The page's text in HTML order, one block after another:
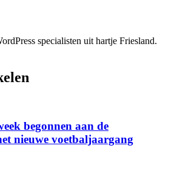
specialisten uit hartje Friesland.
begonnen aan de
nieuwe voetbaljaargang